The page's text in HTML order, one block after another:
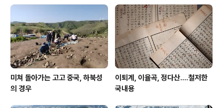
는 겹치지 않는 독립적 연구의 영역이 구축되어서로 많이
달라지게 되었다. 이번에 청주박물관과 함께 낸 책의 제목
이 "고고기생충학과 화장실 고고학"이 된 이유는 그래서이
다. 어느 한 용어를 버리지 않고 함께 사용..
미쳐 돌아가는 고고 중국, 하북성
의 경우
이퇴계, 이율곡, 정다산....철저한
국내용